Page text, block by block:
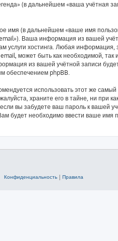
(в дальнейшем «ваша учётная
имя (в дальнейшем «ваше имя
Ваша информация из вашей
хостинга. Любая информация,
может быть как необходимой,
из вашей учётной записи
обеспечением phpBB.
использовать этот же самый
храните его в тайне, ни при
вы забудете ваш пароль к вашей
будет необходимо ввести ваше имя
Конфиденциальность | Правила